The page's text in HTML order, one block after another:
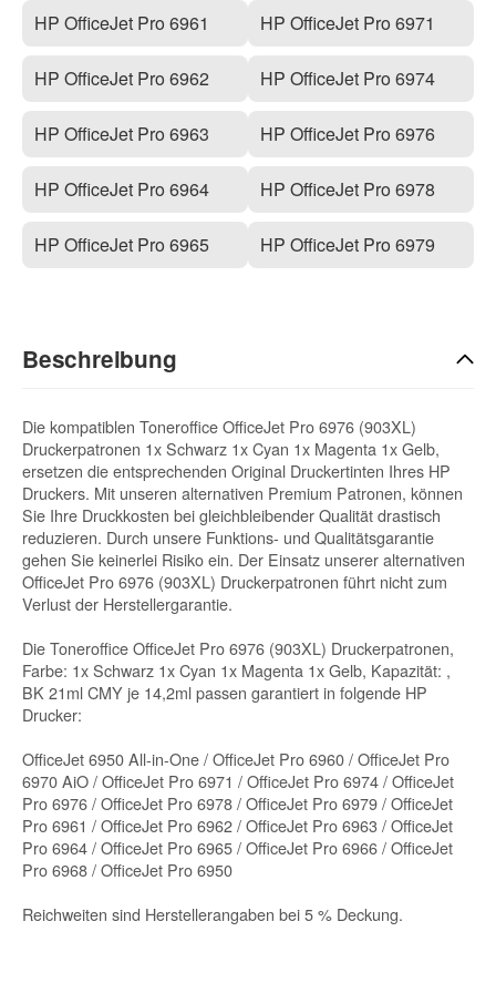
HP OfficeJet Pro 6961
HP OfficeJet Pro 6962
HP OfficeJet Pro 6963
HP OfficeJet Pro 6964
HP OfficeJet Pro 6965
HP OfficeJet Pro 6971
HP OfficeJet Pro 6974
HP OfficeJet Pro 6976
HP OfficeJet Pro 6978
HP OfficeJet Pro 6979
Beschreibung
Die kompatiblen Toneroffice OfficeJet Pro 6976 (903XL)
Druckerpatronen 1x Schwarz 1x Cyan 1x Magenta 1x Gelb,
ersetzen die entsprechenden Original Druckertinten Ihres HP
Druckers. Mit unseren alternativen Premium Patronen, können
Sie Ihre Druckkosten bei gleichbleibender Qualität drastisch
reduzieren. Durch unsere Funktions- und Qualitätsgarantie
gehen Sie keinerlei Risiko ein. Der Einsatz unserer alternativen
OfficeJet Pro 6976 (903XL) Druckerpatronen führt nicht zum
Verlust der Herstellergarantie.
Die Toneroffice OfficeJet Pro 6976 (903XL) Druckerpatronen,
Farbe: 1x Schwarz 1x Cyan 1x Magenta 1x Gelb, Kapazität: ,
BK 21ml CMY je 14,2ml passen garantiert in folgende HP
Drucker:
OfficeJet 6950 All-in-One / OfficeJet Pro 6960 / OfficeJet Pro
6970 AiO / OfficeJet Pro 6971 / OfficeJet Pro 6974 / OfficeJet
Pro 6976 / OfficeJet Pro 6978 / OfficeJet Pro 6979 / OfficeJet
Pro 6961 / OfficeJet Pro 6962 / OfficeJet Pro 6963 / OfficeJet
Pro 6964 / OfficeJet Pro 6965 / OfficeJet Pro 6966 / OfficeJet
Pro 6968 / OfficeJet Pro 6950
Reichweiten sind Herstellerangaben bei 5 % Deckung.